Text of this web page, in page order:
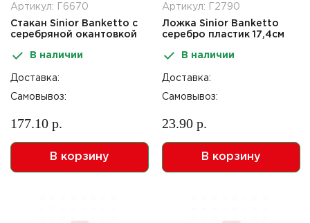
Артикул: Г6670
Стакан Sinior Banketto c
серебряной окантовкой
В наличии
Доставка:
Самовывоз:
177.10 р.
В корзину
Артикул: Г2790
Ложка Sinior Banketto
серебро пластик 17,4см
В наличии
Доставка:
Самовывоз:
23.90 р.
В корзину